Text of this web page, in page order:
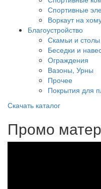
Спортивные
Воркаут на
Благоустройство
Скамьи и столы
Беседки и
Ограждения
Вазоны, Урны
Прочее
Покрытия для
Скачать каталог
Промо